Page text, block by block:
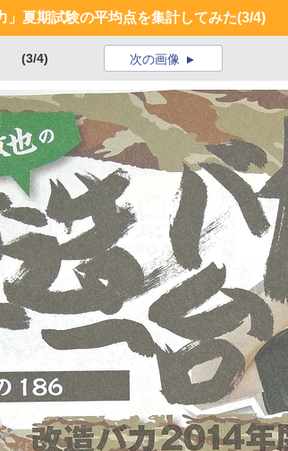
」夏期試験の平均点を集計してみた(3/4)
(3/4) 次の画像